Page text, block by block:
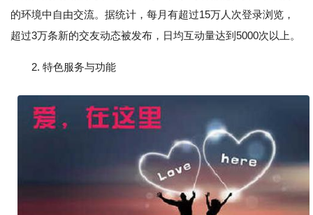
的环境中自由交流。据统计，每月有超过15万人次登录浏览，
超过3万条新的交友动态被发布，日均互动量达到5000次以上。
2. 特色服务与功能